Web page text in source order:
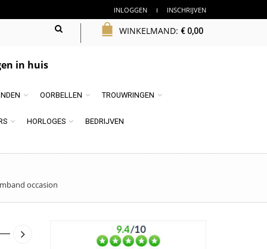
INLOGGEN INSCHRIJVEN
WINKELMAND: € 0,00
in huis
OORBELLEN TROUWRINGEN
HORLOGES BEDRIJVEN
occasion